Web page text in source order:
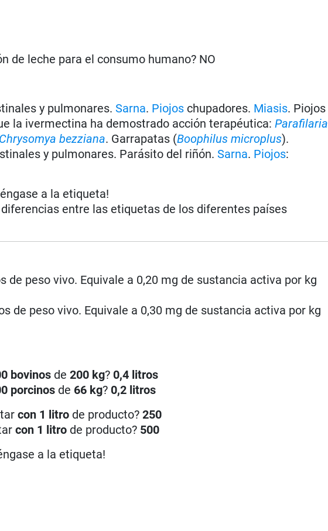
de leche para el consumo humano? NO
y pulmonares.Sarna. Piojos chupadores. Miasis. Piojos
la ivermectina ha demostrado acción terapéutica:Parafilaria
Chrysomya bezziana. Garrapatas (Boophilus microplus).
y pulmonares. Parásito del riñón.Sarna. Piojos:
a la etiqueta!
entre las etiquetas de los diferentes países
de peso vivo. Equivale a 0,20 mg de sustancia activa por kg
de peso vivo. Equivale a 0,30 mg de sustancia activa por kg
bovinos de200 kg? 0,4 litros
porcinos de 66 kg? 0,2 litros
con 1 litro de producto?250
con 1 litro de producto? 500
a la etiqueta!